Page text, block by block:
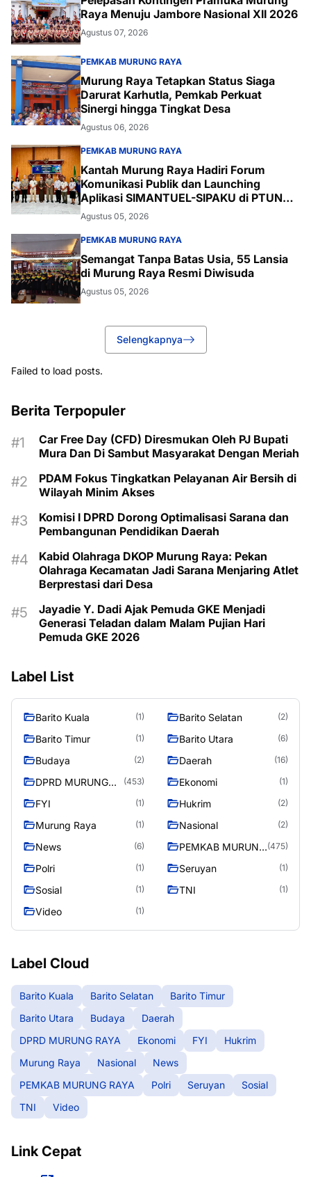
Raya Menuju Jambore Nasional XII 2026
Agustus 07, 2026
PEMKAB MURUNG RAYA
Murung Raya Tetapkan Status Siaga
Darurat Karhutla, Pemkab Perkuat
Sinergi hingga Tingkat Desa
Agustus 06, 2026
PEMKAB MURUNG RAYA
Kantah Murung Raya Hadiri Forum
Komunikasi Publik dan Launching
Aplikasi SIMANTUEL-SIPAKU di PTUN
Palangka Raya
Agustus 05, 2026
PEMKAB MURUNG RAYA
Semangat Tanpa Batas Usia, 55 Lansia
di Murung Raya Resmi Diwisuda
Agustus 05, 2026
Selengkapnya
Failed to load posts.
Berita Terpopuler
Car Free Day (CFD) Diresmukan Oleh PJ Bupati
Mura Dan Di Sambut Masyarakat Dengan Meriah
PDAM Fokus Tingkatkan Pelayanan Air Bersih di
Wilayah Minim Akses
Komisi I DPRD Dorong Optimalisasi Sarana dan
Pembangunan Pendidikan Daerah
Kabid Olahraga DKOP Murung Raya: Pekan
Olahraga Kecamatan Jadi Sarana Menjaring Atlet
Berprestasi dari Desa
Jayadie Y. Dadi Ajak Pemuda GKE Menjadi
Generasi Teladan dalam Malam Pujian Hari
Pemuda GKE 2026
Label List
Barito Kuala (1) Barito Selatan (2)
Barito Timur (1) Barito Utara (6)
Budaya (2) Daerah (16)
DPRD MURUNG
(453) Ekonomi (1)
FYI (1) Hukrim (2)
Murung Raya (1) Nasional (2)
News (6)
PEMKAB MURUNG (475)
Polri (1) Seruyan (1)
Sosial (1) TNI (1)
Video (1)
Label Cloud
Barito Kuala Barito Selatan
Barito Timur
Barito Utara
Budaya
Daerah
DPRD MURUNG RAYA
Ekonomi FYI
Hukrim
Murung Raya
Nasional
News
PEMKAB MURUNG RAYA
Polri Seruyan
Sosial
TNI
Video
Link Cepat